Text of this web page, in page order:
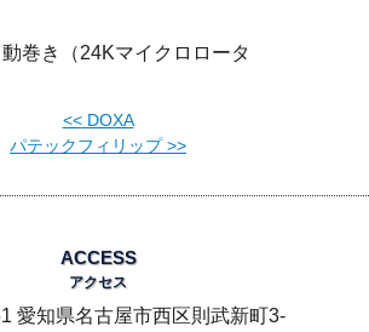
巻き（24Kマイクロロータ
<<DOXA
パテックフィリップ>>
ACCESS
アクセス
愛知県名古屋市西区則武新町3-